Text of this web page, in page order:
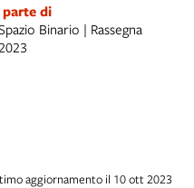
parte di
Binario | Rassegna
2023
aggiornamento il 10 ott 2023